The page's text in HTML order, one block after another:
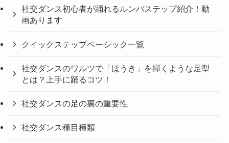
社交ダンス初心者が踊れるルンバステップ紹介！動
画あります
クイックステップベーシック一覧
社交ダンスのワルツで「ほうき」を掃くような足型
とは？上手に踊るコツ！
社交ダンスの足の裏の重要性
社交ダンス種目種類